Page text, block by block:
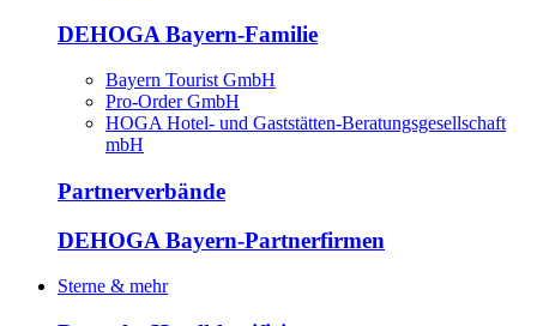
DEHOGA Bayern-Familie
Bayern Tourist GmbH
Pro-Order GmbH
HOGA Hotel- und Gaststätten-Beratungsgesellschaft
mbH
Partnerverbände
DEHOGA Bayern-Partnerfirmen
Sterne & mehr